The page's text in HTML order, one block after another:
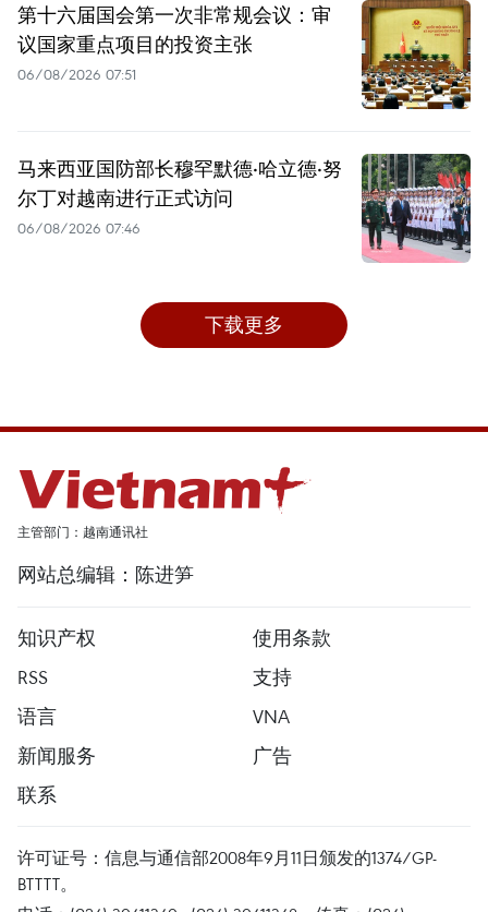
第十六届国会第一次非常规会议：审
议国家重点项目的投资主张
06/08/2026 07:51
马来西亚国防部长穆罕默德·哈立德·努
尔丁对越南进行正式访问
06/08/2026 07:46
下载更多
主管部门：越南通讯社
网站总编辑：陈进笋
知识产权
使用条款
RSS
支持
语言
VNA
新闻服务
广告
联系
许可证号：信息与通信部2008年9月11日颁发的1374/GP-
BTTTT。